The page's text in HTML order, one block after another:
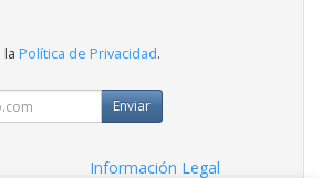
la Política de Privacidad.
Enviar
Información Legal